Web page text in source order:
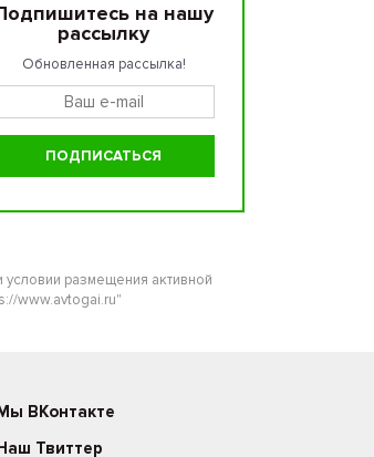
на нашу
рассылку
Обновленная рассылка!
условии размещения активной
www.avtogai.ru"
ВКонтакте
Твиттер